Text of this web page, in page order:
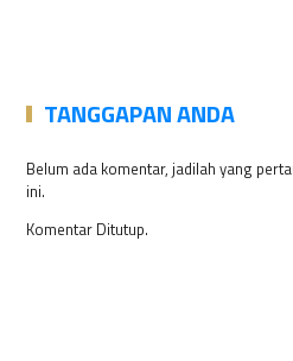
TANGGAPAN ANDA
Belum ada komentar, jadilah yang
ini.
Komentar Ditutup.